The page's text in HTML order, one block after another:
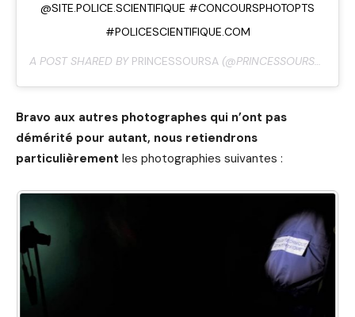
@SITE.POLICE.SCIENTIFIQUE #CONCOURSPHOTOPTS
#POLICESCIENTIFIQUE.COM
A POST SHARED BY PRINCESSOURSA (@PRINCESSOURSA) ON
Bravo aux autres photographes qui n’ont pas
démérité pour autant, nous retiendrons
particulièrement les photographies suivantes :